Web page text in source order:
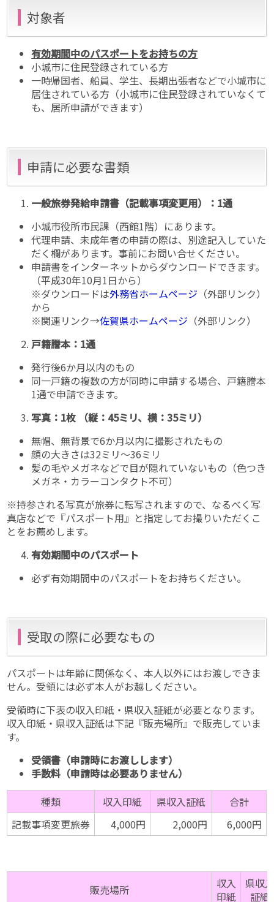
対象者
有効期間中のパスポートをお持ちの方
小城市に住民登録されている方
一時帰国者、船員、学生、長期出張者などで小城市に
居住されている方（小城市に住民登録されていなくて
も、居所申請ができます）
申請に必要な書類
一般旅券発給申請書（記載事項変更用）：1通
小城市役所市民課（西館1階）にあります。
代理申請、未成年者の申請の際は、別途記入していた
だく欄があります。事前にお問い合せください。
申請書をインターネットからダウンロードできます。
（平成30年10月1日から）
※ダウンロードは外務省ホームページ （外部リンク）
から
※関連リンク→佐賀県ホームページ （外部リンク）
戸籍謄本：1通
発行後6か月以内のもの
同一戸籍の複数の方が同時に申請する場合、戸籍謄本
1通で申請できます。
写真：1枚 （縦：45ミリ、横：35ミリ）
無帽、無背景で6か月以内に撮影されたもの
顔の大きさは32ミリ〜36ミリ
髪の毛やメガネなどで目が隠れていないもの（色つき
メガネ・カラーコンタクト不可）
※持参される写真が旅券に転写されますので、なるべく写
真店などで『パスポート用』と指定してお撮りいただくこ
とをお薦めします。
有効期間中のパスポート
必ず有効期間中のパスポートをお持ちください。
受取の際に必要なもの
パスポートは年齢に関係なく、本人以外にはお渡しできま
せん。受領には必ず本人がお越しください。
受領時に下表の収入印紙・県収入証紙が必要となります。
収入印紙・県収入証紙は下記『販売場所』で販売していま
す。
受領書（申請時にお渡しします）
手数料（申請時は必要ありません）
種類
収入印紙 県収入証紙
合計
記載事項変更旅券
4,000円 2,000円 6,000円
販売場所
収入
印紙
県収
証紙